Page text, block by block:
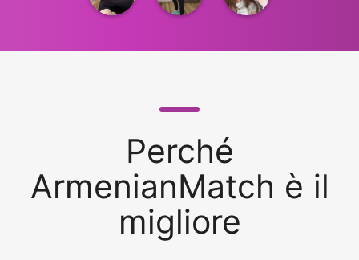
Perché
ArmenianMatch è il
migliore